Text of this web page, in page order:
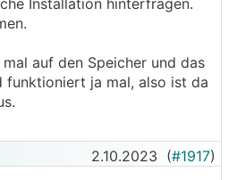
auf den Speicher und das
funktioniert ja mal, also ist da
2.10.2023 (#1917)